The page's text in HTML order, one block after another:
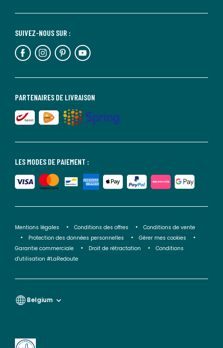
LES MODES DE PAIEMENT :
PARTENAIRES DE LIVRAISON
SUIVEZ-NOUS SUR :
Mentions légales Conditions des offres
Conditions de vente
Protection des données personnelles
Gérer mes cookies
Garantie commerciale
Droit de rétractation
Conditions
d'utilisation #LaRedoute
Belgium